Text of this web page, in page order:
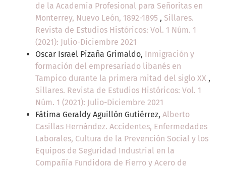
de la Academia Profesional para Señoritas en
Monterrey, Nuevo León, 1892-1895 , Sillares.
Revista de Estudios Históricos: Vol. 1 Núm. 1
(2021): Julio-Diciembre 2021
Oscar Israel Pizaña Grimaldo, Inmigración y
formación del empresariado libanés en
Tampico durante la primera mitad del siglo XX ,
Sillares. Revista de Estudios Históricos: Vol. 1
Núm. 1 (2021): Julio-Diciembre 2021
Fátima Geraldy Aguillón Gutiérrez, Alberto
Casillas Hernández. Accidentes, Enfermedades
Laborales, Cultura de la Prevención Social y los
Equipos de Seguridad Industrial en la
Compañía Fundidora de Fierro y Acero de